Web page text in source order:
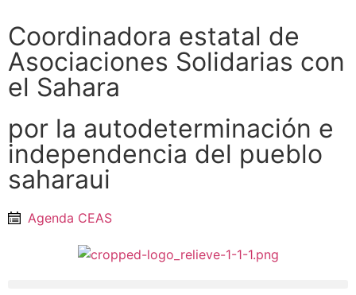
Coordinadora estatal de
Asociaciones Solidarias con
el Sahara
por la autodeterminación e
independencia del pueblo
saharaui
Agenda CEAS